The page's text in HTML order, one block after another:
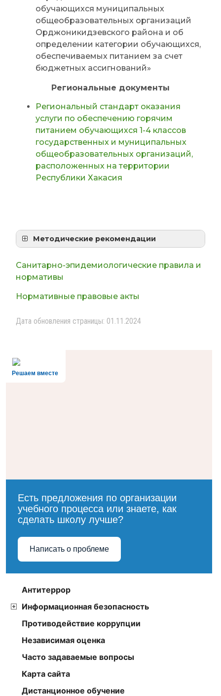
обучающихся муниципальных
общеобразовательных организаций
Орджоникидзевского района и об
определении категории обучающихся,
обеспечиваемых питанием за счет
бюджетных ассигнований»
Региональные документы
Региональный стандарт оказания
услуги по обеспечению горячим
питанием обучающихся 1-4 классов
государственных и муниципальных
общеобразовательных организаций,
расположенных на территории
Республики Хакасия
Методические рекомендации
питания обучающихся
образовательных организаций
организацией горячего питания
организациях
Санитарно-эпидемиологические правила и
нормативы
Нормативные правовые акты
Дата обновления страницы: 01.11.2024
Решаем вместе
Есть предложения по организации
учебного процесса или знаете, как
сделать школу лучше?
Написать о проблеме
Антитеррор
Информационная безопасность
Противодействие коррупции
Независимая оценка
Часто задаваемые вопросы
Карта сайта
Дистанционное обучение